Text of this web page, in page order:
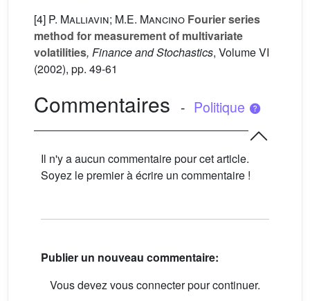
[4] P. Malliavin; M.E. Mancino Fourier series
method for measurement of multivariate
volatilities, Finance and Stochastics, Volume VI
(2002), pp. 49-61
Commentaires - Politique
Il n'y a aucun commentaire pour cet article.
Soyez le premier à écrire un commentaire !
Publier un nouveau commentaire:
Vous devez vous connecter pour continuer.